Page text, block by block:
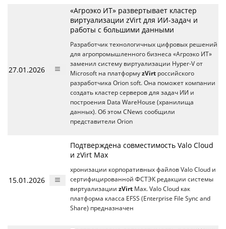
27.01.2026
«Агроэко ИТ» развертывает кластер
виртуализации zVirt для ИИ-задач и
работы с большими данными
Разработчик технологичных цифровых решений
для агропромышленного бизнеса «Агроэко ИТ»
заменил систему виртуализации Hyper-V от
Microsoft на платформу zVirt российского
разработчика Orion soft. Она поможет компании
создать кластер серверов для задач ИИ и
построения Data WareHouse (хранилища
данных). Об этом CNews сообщили
представители Orion
15.01.2026
Подтверждена совместимость Valo Cloud
и zVirt Max
хронизации корпоративных файлов Valo Cloud и
сертифицированной ФСТЭК редакции системы
виртуализации zVirt Max. Valo Cloud как
платформа класса EFSS (Enterprise File Sync and
Share) предназначен